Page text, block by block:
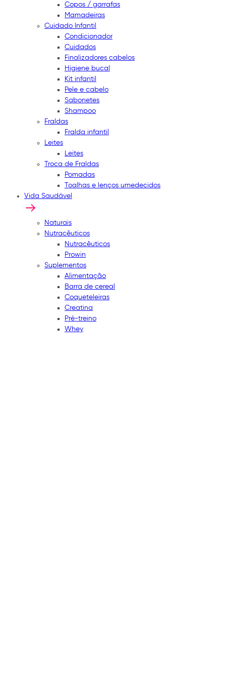
Copos / garrafas
Mamadeiras
Cuidado Infantil
Condicionador
Cuidados
Finalizadores cabelos
Higiene bucal
Kit infantil
Pele e cabelo
Sabonetes
Shampoo
Fraldas
Fralda infantil
Leites
Leites
Troca de Fraldas
Pomadas
Toalhas e lenços umedecidos
Vida Saudável
Naturais
Nutracêuticos
Nutracêuticos
Prowin
Suplementos
Alimentação
Barra de cereal
Coqueteleiras
Creatina
Pré-treino
Whey